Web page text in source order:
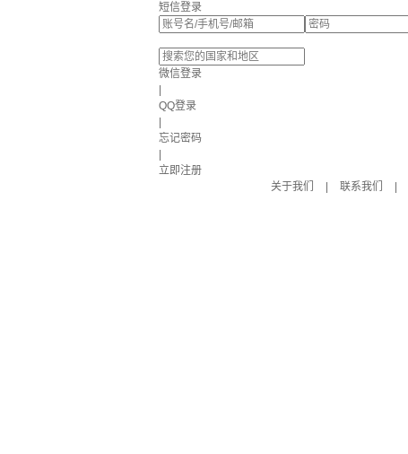
短信登录
微信登录
QQ登录
忘记密码
立即注册
关于我们
联系我们